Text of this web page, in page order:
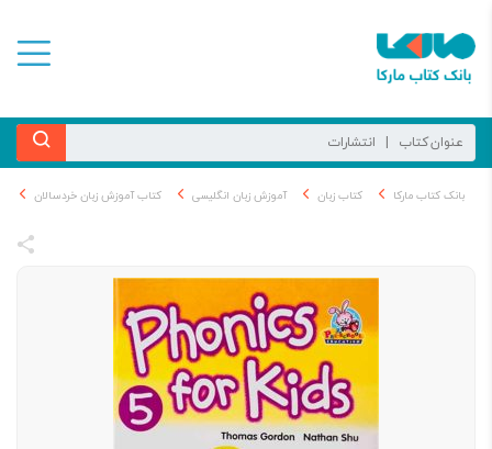
بانک کتاب مارکا کتاب زبان آموزش زبان انگلیسی کتاب آموزش زبان خردسالان